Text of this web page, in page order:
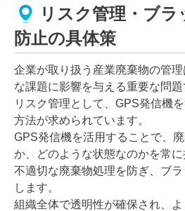
リスク管理・ブ
防止の具体策
企業が取り扱う産業廃棄物の管
な課題に影響を与える重要な問題
リスク管理として、GPS発信機
方法が求められています。
GPS発信機を活用することで、
か、どのような状態なのかを常に
不適切な廃棄物処理を防ぎ、ブ
します。
組織全体で透明性が確保され、